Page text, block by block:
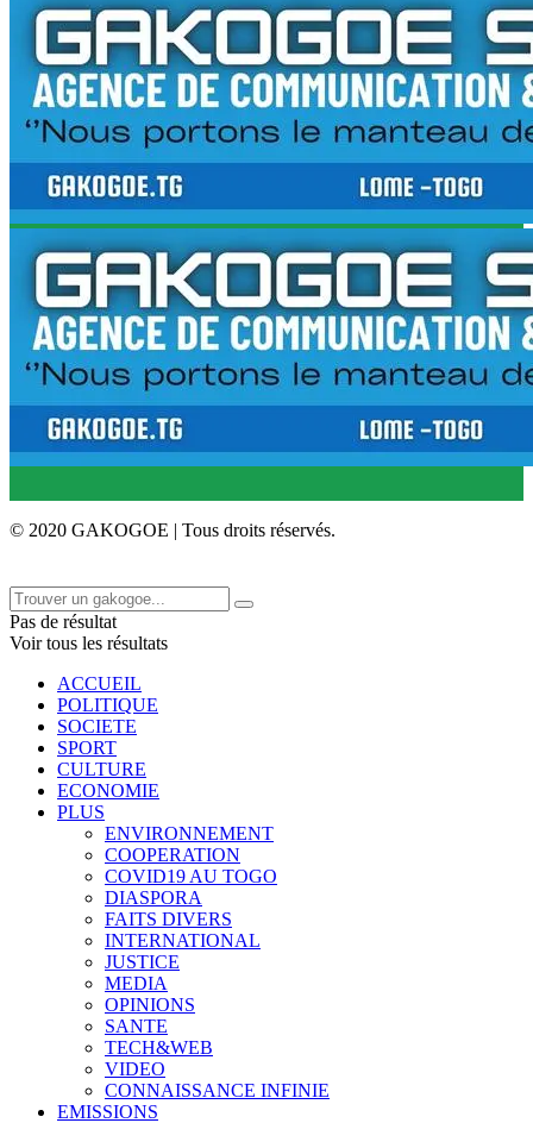
© 2020 GAKOGOE | Tous droits réservés.
Pas de résultat
Voir tous les résultats
ACCUEIL
POLITIQUE
SOCIETE
SPORT
CULTURE
ECONOMIE
PLUS
ENVIRONNEMENT
COOPERATION
COVID19 AU TOGO
DIASPORA
FAITS DIVERS
INTERNATIONAL
JUSTICE
MEDIA
OPINIONS
SANTE
TECH&WEB
VIDEO
CONNAISSANCE INFINIE
EMISSIONS